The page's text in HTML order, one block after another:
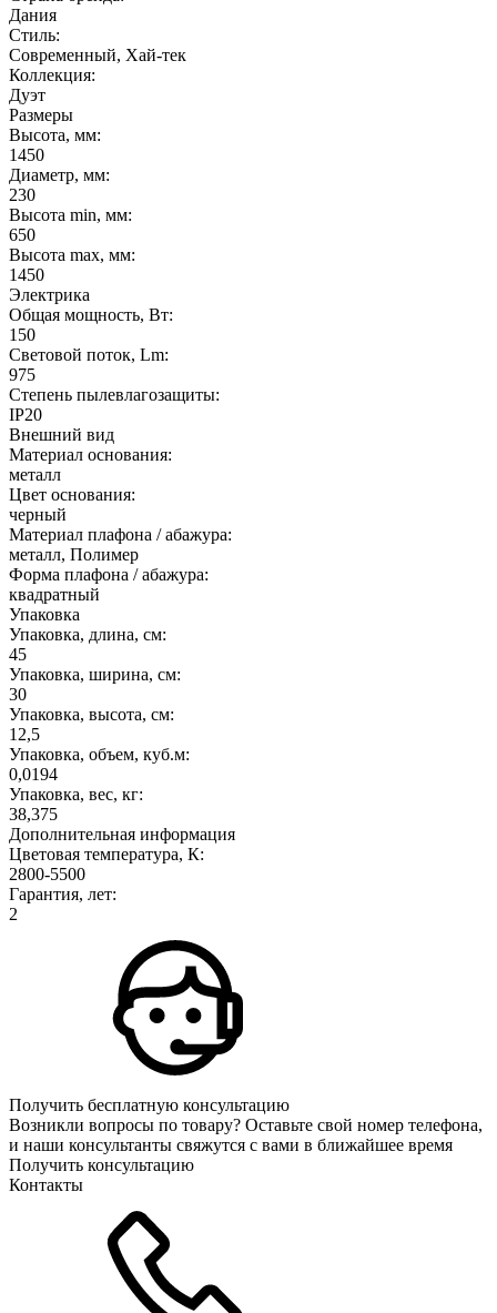
Дания
Стиль:
Современный, Хай-тек
Коллекция:
Дуэт
Размеры
Высота, мм:
1450
Диаметр, мм:
230
Высота min, мм:
650
Высота max, мм:
1450
Электрика
Общая мощность, Вт:
150
Световой поток, Lm:
975
Степень пылевлагозащиты:
IP20
Внешний вид
Материал основания:
металл
Цвет основания:
черный
Материал плафона / абажура:
металл, Полимер
Форма плафона / абажура:
квадратный
Упаковка
Упаковка, длина, см:
45
Упаковка, ширина, см:
30
Упаковка, высота, см:
12,5
Упаковка, объем, куб.м:
0,0194
Упаковка, вес, кг:
38,375
Дополнительная информация
Цветовая температура, К:
2800-5500
Гарантия, лет:
2
Получить бесплатную консультацию
Возникли вопросы по товару? Оставьте свой номер телефона,
и наши консультанты свяжутся с вами в ближайшее время
Получить консультацию
Контакты